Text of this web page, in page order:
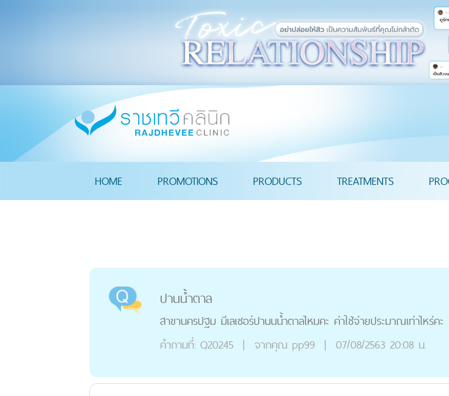
HOME PROMOTIONS PRODUCTS TREATMENTS
ปานน้ำตาล
สาขานครปฐม มีเลเซอร์ปานนน้ำตาลไหมคะ ค่าใช้จ่ายประมาณเท่าไหร่คะ
คำถามที่: Q20245 | จากคุณ pp99 | 07/08/2563 20:08 น.